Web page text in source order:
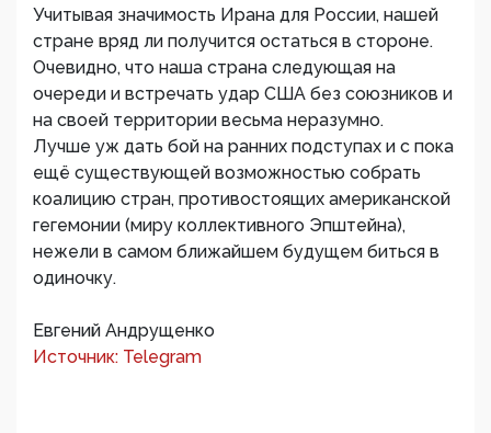
Учитывая значимость Ирана для России, нашей
стране вряд ли получится остаться в стороне.
Очевидно, что наша страна следующая на
очереди и встречать удар США без союзников и
на своей территории весьма неразумно.
Лучше уж дать бой на ранних подступах и с пока
ещё существующей возможностью собрать
коалицию стран, противостоящих американской
гегемонии (миру коллективного Эпштейна),
нежели в самом ближайшем будущем биться в
одиночку.
Евгений Андрущенко
Источник: Telegram